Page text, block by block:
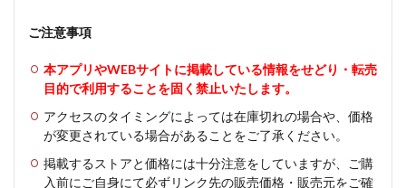
ご注意事項
本アプリやWEBサイトに掲載している情報をせどり・転売
目的で利用することを固く禁止いたします。
アクセスのタイミングによっては在庫切れの場合や、価格
が変更されている場合があることをご了承ください。
掲載するストアと価格には十分注意をしていますが、ご購
入前にご自身にて必ずリンク先の販売価格・販売元をご確